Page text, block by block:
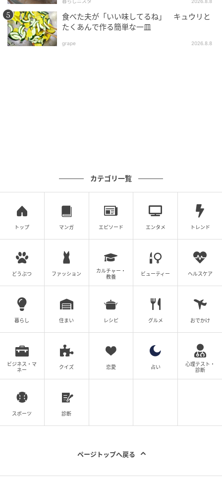
さらに、氷が入れやすく、飲みやすい構造にもなって
います。
保冷保温ができるステンレス真空二重構造で、飲み口
また、「MON MON FARM」の愛らしい世界観にも注
目！
ボトル本体には、「モンチッチ」たちがニンジンやト
食べた夫が「いい味してるね」 キュウリと
たくあんで作る簡単な一皿
grape 2026.8.8
カテゴリ一覧
トップ マンガ エピソード エンタメ トレンド
どうぶつ ファッション
カルチャー・
教養
ビューティー ヘルスケア
暮らし 住まい レシピ グルメ おでかけ
ビジネス・マ
ネー
クイズ 恋愛 占い
心理テスト・
診断
スポーツ 診断
ページトップへ戻る